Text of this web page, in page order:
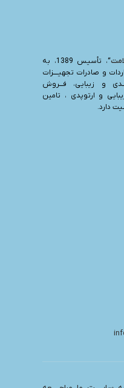
“، تأسیس 1389، به
در زمینه واردات و صادرات تجهیــــزات
و زیبایی، فـــروش
و ارتوپدی ، تامین
دارد.